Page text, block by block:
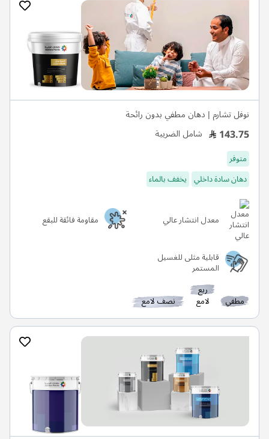
نوفل تشارم | دهان مطفي بدون رائحة
143.75 شامل الضريبة
متوفر
دهان سادة داخلي يخفف بالماء
معدل انتشار عالي مقاومة فائقة للبقع
قابلية مثلى للغسيل
المستمر
مطفي
ربع
لامع نصف لامع